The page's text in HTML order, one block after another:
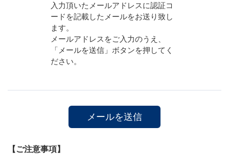
入力頂いたメールアドレスに認証コ
ードを記載したメールをお送り致し
ます。
メールアドレスをご入力のうえ、
「メールを送信」ボタンを押してく
ださい。
【ご注意事項】